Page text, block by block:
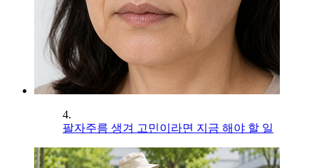
4.
팔자주름 생겨 고민이라면 지금 해야 할 일